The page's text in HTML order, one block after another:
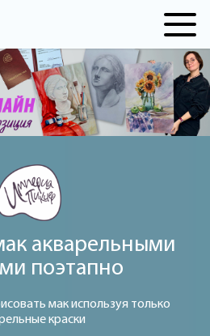
акварельными
поэтапно
мак используя только
краски